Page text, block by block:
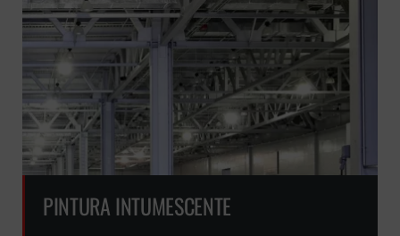
PINTURA INTUMESCENTE